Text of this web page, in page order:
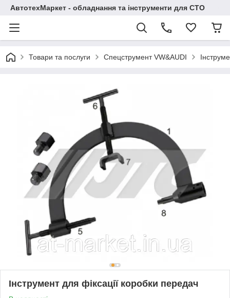
АвтотехМаркет - обладнання та інструменти для СТО
Товари та послуги Спецструмент VW&AUDI
Інструмент для фіксації коробки передач